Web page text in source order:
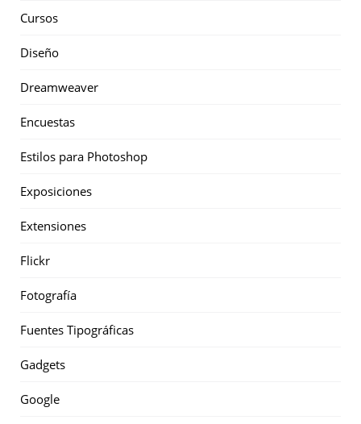
Cursos
Diseño
Dreamweaver
Encuestas
Estilos para Photoshop
Exposiciones
Extensiones
Flickr
Fotografía
Fuentes Tipográficas
Gadgets
Google